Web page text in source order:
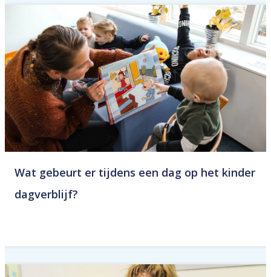
Wat gebeurt er tijdens een dag op het kinder
dagverblijf?